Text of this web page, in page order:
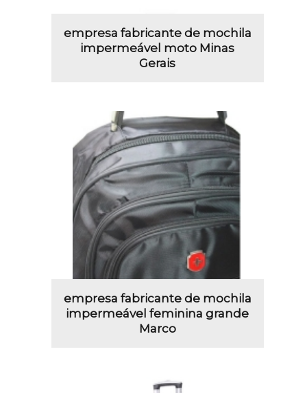
empresa fabricante de mochila
impermeável moto Minas
Gerais
empresa fabricante de mochila
impermeável feminina grande
Marco